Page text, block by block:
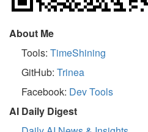
About Me
Tools: TimeShining
GitHub: Trinea
Facebook: Dev Tools
AI Daily Digest